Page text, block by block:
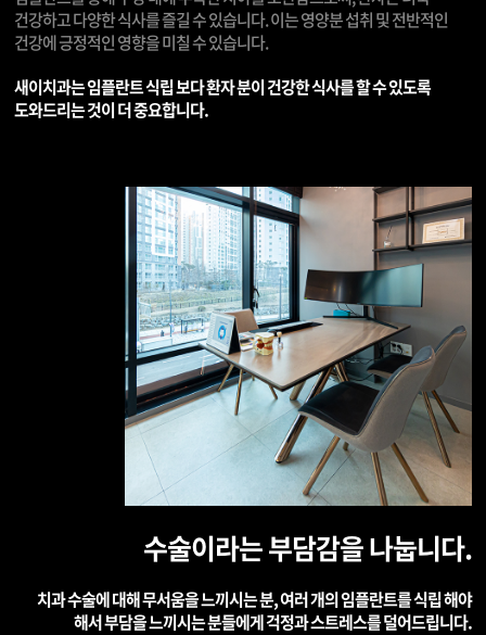
건강하고 다양한 식사를 즐길 수 있습니다. 이는 영양분 섭취 및 전반적인
건강에 긍정적인 영향을 미칠 수 있습니다.
새이치과는 임플란트 식립 보다 환자 분이 건강한 식사를 할 수 있도록
도와드리는 것이 더 중요합니다.
수술이라는 부담감을 나눕니다.
치과 수술에 대해 무서움을 느끼시는 분, 여러 개의 임플란트를 식립 해야
해서 부담을 느끼시는 분들에게 걱정과 스트레스를 덜어드립니다.